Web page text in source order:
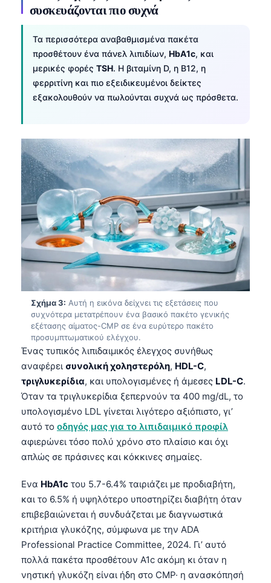
συσκευάζονται πιο συχνά
Τα περισσότερα αναβαθμισμένα πακέτα
προσθέτουν ένα πάνελ λιπιδίων, HbA1c, και
μερικές φορές TSH. Η βιταμίνη D, η Β12, η
φερριτίνη και πιο εξειδικευμένοι δείκτες
εξακολουθούν να πωλούνται συχνά ως πρόσθετα.
Σχήμα 3: Αυτή η εικόνα δείχνει τις εξετάσεις που
συχνότερα μετατρέπουν ένα βασικό πακέτο γενικής
εξέτασης αίματος-CMP σε ένα ευρύτερο πακέτο
προσυμπτωματικού ελέγχου.
Ένας τυπικός λιπιδαιμικός έλεγχος συνήθως
αναφέρει συνολική χοληστερόλη, HDL-C,
τριγλυκερίδια, και υπολογισμένες ή άμεσες LDL-C.
Όταν τα τριγλυκερίδια ξεπερνούν τα 400 mg/dL, το
υπολογισμένο LDL γίνεται λιγότερο αξιόπιστο, γι’
αυτό το οδηγός μας για το λιπιδαιμικό προφίλ
αφιερώνει τόσο πολύ χρόνο στο πλαίσιο και όχι
απλώς σε πράσινες και κόκκινες σημαίες.
Ενα HbA1c του 5.7-6.4% ταιριάζει με προδιαβήτη,
και το 6.5% ή υψηλότερο υποστηρίζει διαβήτη όταν
επιβεβαιώνεται ή συνδυάζεται με διαγνωστικά
κριτήρια γλυκόζης, σύμφωνα με την ADA
Professional Practice Committee, 2024. Γι’ αυτό
πολλά πακέτα προσθέτουν A1c ακόμη κι όταν η
νηστική γλυκόζη είναι ήδη στο CMP· η ανασκόπησή